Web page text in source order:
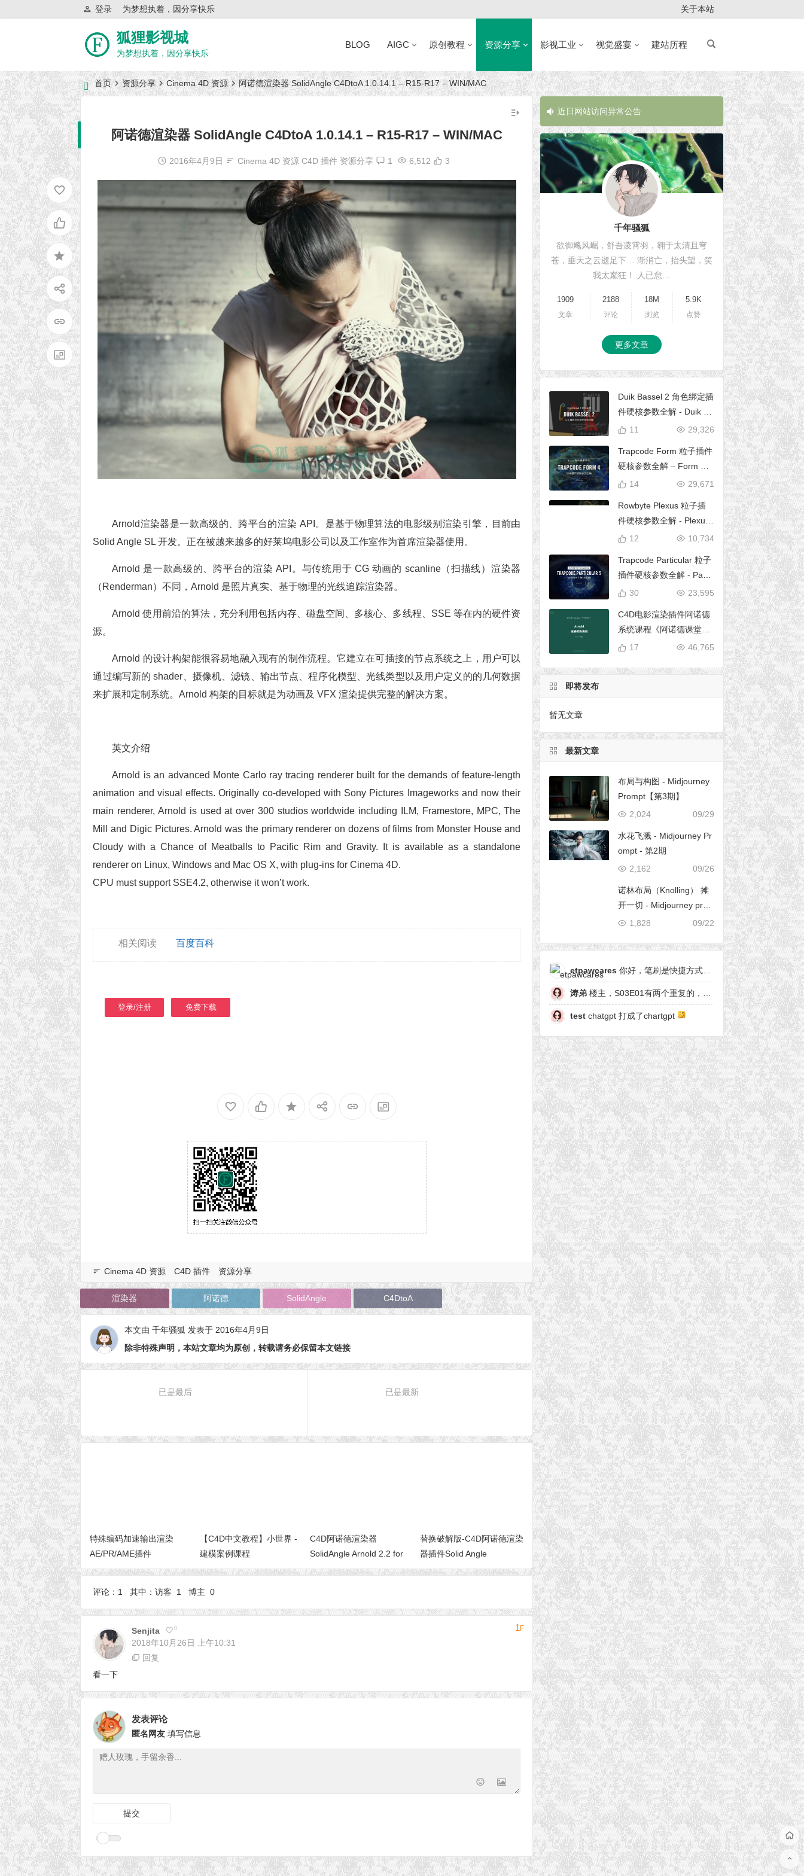
为梦想执着，因分享快乐
登录 关于本站
狐狸影视城
为梦想执着，因分享快乐
BLOG AIGC 原创教程 资源分享 影视工业 视觉盛宴 建站历程
首页 资源分享 Cinema 4D 资源 阿诺德渲染器 SolidAngle C4DtoA 1.0.14.1 – R15-R17 – WIN/MAC
阿诺德渲染器 SolidAngle C4DtoA 1.0.14.1 – R15-R17 – WIN/MAC
2016年4月9日 Cinema 4D 资源 C4D 插件 资源分享 1 6,512 3
Arnold渲染器是一款高级的、跨平台的渲染 API。是基于物理算法的电影级别渲染引擎，目前由
Solid Angle SL 开发。正在被越来越多的好莱坞电影公司以及工作室作为首席渲染器使用。
Arnold 是一款高级的、跨平台的渲染 API。与传统用于 CG 动画的 scanline（扫描线）渲染器
（Renderman）不同，Arnold 是照片真实、基于物理的光线追踪渲染器。
Arnold 使用前沿的算法，充分利用包括内存、磁盘空间、多核心、多线程、SSE 等在内的硬件资
源。
Arnold 的设计构架能很容易地融入现有的制作流程。它建立在可插接的节点系统之上，用户可以
通过编写新的 shader、摄像机、滤镜、输出节点、程序化模型、光线类型以及用户定义的的几何数据
来扩展和定制系统。Arnold 构架的目标就是为动画及 VFX 渲染提供完整的解决方案。
英文介绍
Arnold is an advanced Monte Carlo ray tracing renderer built for the demands of feature-length
animation and visual effects. Originally co-developed with Sony Pictures Imageworks and now their
main renderer, Arnold is used at over 300 studios worldwide including ILM, Framestore, MPC, The
Mill and Digic Pictures. Arnold was the primary renderer on dozens of films from Monster House and
Cloudy with a Chance of Meatballs to Pacific Rim and Gravity. It is available as a standalone
renderer on Linux, Windows and Mac OS X, with plug-ins for Cinema 4D.
CPU must support SSE4.2, otherwise it won’t work.
相关阅读百度百科
登录/注册 免费下载
Cinema 4D 资源 C4D 插件 资源分享
渲染器 阿诺德 SolidAngle C4DtoA
本文由千年骚狐 发表于 2016年4月9日
除非特殊声明，本站文章均为原创，转载请务必保留本文链接
已是最后 已是最新
特殊编码加速输出渲染
AE/PR/AME插件
AfterCodecs v1.10.13
【C4D中文教程】小世界 -
建模案例课程
C4D阿诺德渲染器
SolidAngle Arnold 2.2 for
Cinema 4D
替换破解版-C4D阿诺德渲染
器插件Solid Angle
Cinema4D To Arnold 2.0.3
费下载
评论：1 其中：访客 1 博主 0
Senjita 0
2018年10月26日 上午10:31
1F
回复
看一下
发表评论
匿名网友 填写信息
近日网站访问异常公告 近日网站访问
千年骚狐
欲御飚风崛，舒吾凌霄羽，翱于太清且穹
苍，垂天之云逝足下… 渐消亡，抬头望，笑
我太巅狂！ 人已怠…
1909
文章
2188
评论
18M
浏览
5.9K
点赞
更多文章
Duik Bassel 2 角色绑定插
件硬核参数全解 - Duik 16
完全使用手册
29,326
11
Trapcode Form 粒子插件
硬核参数全解 – Form 完
全使用手册
29,671
14
Rowbyte Plexus 粒子插
件硬核参数全解 - Plexus
完全使用手册
10,734
12
Trapcode Particular 粒子
插件硬核参数全解 - Parti
cular 5 完全使用手册23,595
30
C4D电影渲染插件阿诺德
系统课程《阿诺德课堂之
玉清境》
46,765
17
即将发布
暂无文章
最新文章
布局与构图 - Midjourney
Prompt【第3期】
09/29
2,024
水花飞溅 - Midjourney Pr
ompt - 第2期
09/26
2,162
诺林布局（Knolling） 摊
开一切 - Midjourney pro
mpt
09/22
1,828
etpawcares 你好，笔刷是快捷方式，有原笔刷么
涛弟 楼主，S03E01有两个重复的，另一个是粒子形态
test chatgpt 打成了chartgpt